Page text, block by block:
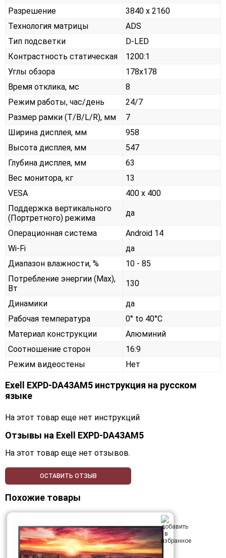
Разрешение
3840 x 2160
Технология матрицы
ADS
Тип подсветки
D-LED
Контрастность статическая
1200:1
Углы обзора
178x178
Время отклика, мс
8
Режим работы, час/день
24/7
Размер рамки (T/B/L/R), мм
7
Ширина дисплея, мм
958
Высота дисплея, мм
547
Глубина дисплея, мм
63
Вес монитора, кг
13
VESA
400 x 400
Поддержка вертикального
(Портретного) режима
да
Операционная система
Android 14
Wi-Fi
да
Диапазон влажности, %
10 - 85
Потребление энергии (Max),
Вт
130
Динамики
да
Рабочая температура
0° to 40°C
Материал конструкции
Алюминий
Соотношение сторон
16:9
Режим видеостены
Нет
Exell EXPD-DA43AM5 инструкция на русском
языке
На этот товар еще нет инструкций
Отзывы на Exell EXPD-DA43AM5
На этот товар еще нет отзывов.
ОСТАВИТЬ ОТЗЫВ
Похожие товары